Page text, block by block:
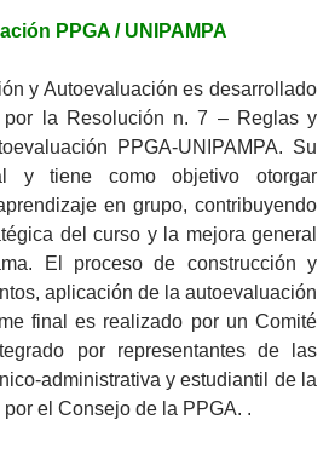
PPGA / UNIPAMPA
y Autoevaluación es desarrollado
la Resolución n. 7 – Reglas y
PPGA-UNIPAMPA. Su
y tiene como objetivo otorgar
en grupo, contribuyendo
del curso y la mejora general
El proceso de construcción y
aplicación de la autoevaluación
final es realizado por un Comité
por representantes de las
administrativa y estudiantil de la
el Consejo de la PPGA. .